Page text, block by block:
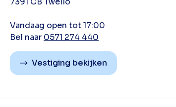
Vandaag open tot 17:00
Bel naar 0571 274 440
Vestiging bekijken